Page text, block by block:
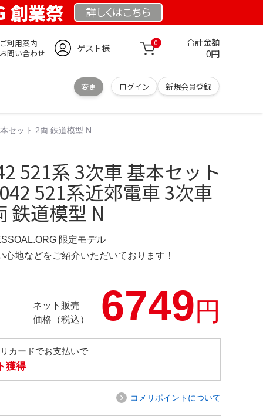
創業祭 詳しくはこちら
ご利用案内
お問い合わせ
ゲスト様 0 合計金額
0円
変更 ログイン 新規会員登録
セット 2両 鉄道模型 N
521系 3次車 基本セット
521系近郊電車 3次車
鉄道模型 N
限定モデル
地などをご紹介いただいております！
ネット販売
価格（税込）
6749円
カードでお支払いで
獲得
コメリポイントについて